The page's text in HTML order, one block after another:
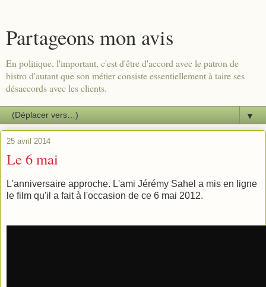
Partageons mon avis
En politique, l'important, c'est d'être d'accord avec le patron de
bistro d'autant que son métier consiste essentiellement à taire ses
désaccords avec les clients.
▼
25 avril 2014
Le 6 mai
L'anniversaire approche. L'ami Jérémy Sahel a mis en ligne
le film qu'il a fait à l'occasion de ce 6 mai 2012.